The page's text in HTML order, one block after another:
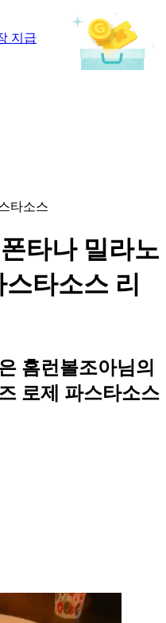
지급
타소스
타나 밀라노
타소스 리
홈런볼조아님의
로제 파스타소스